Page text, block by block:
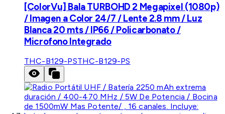
[ColorVu] Bala TURBOHD 2 Megapixel (1080p)
/ Imagen a Color 24/7 / Lente 2.8 mm / Luz
Blanca 20 mts / IP66 / Policarbonato /
Microfono Integrado
THC-B129-PSTHC-B129-PS